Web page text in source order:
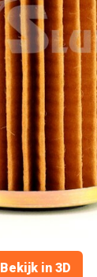
Bekijk in 3D